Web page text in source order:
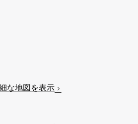
な地図を表示